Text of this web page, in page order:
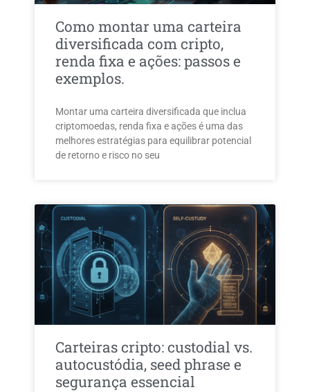
Como montar uma carteira
diversificada com cripto,
renda fixa e ações: passos e
exemplos.
Montar uma carteira diversificada que inclua
criptomoedas, renda fixa e ações é uma das
melhores estratégias para equilibrar potencial
de retorno e risco no seu
Carteiras cripto: custodial vs.
autocustódia, seed phrase e
segurança essencial